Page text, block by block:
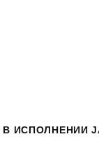
В ИСПОЛНЕНИИ